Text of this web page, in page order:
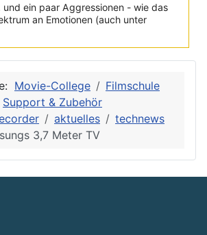
und ein paar Aggressionen - wie das
an Emotionen (auch unter
Movie-College
Filmschule
Support & Zubehör
aktuelles
technews
3,7 Meter TV